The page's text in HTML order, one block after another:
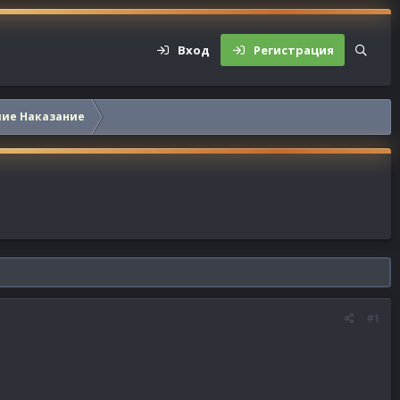
Вход Регистрация
Наказание
#1